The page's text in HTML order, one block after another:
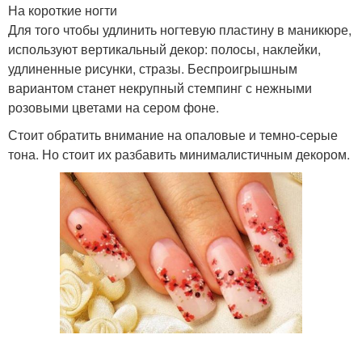
На короткие ногти
Для того чтобы удлинить ногтевую пластину в маникюре,
используют вертикальный декор: полосы, наклейки,
удлиненные рисунки, стразы. Беспроигрышным
вариантом станет некрупный стемпинг с нежными
розовыми цветами на сером фоне.
Стоит обратить внимание на опаловые и темно-серые
тона. Но стоит их разбавить минималистичным декором.